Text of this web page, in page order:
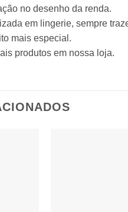
no desenho da renda.
em lingerie, sempre
mais especial.
produtos em nossa loja.